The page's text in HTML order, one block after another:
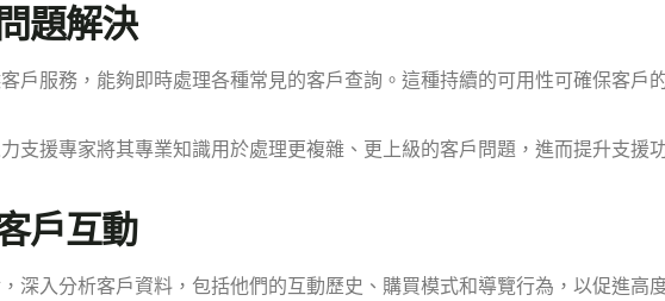
題解決
戶服務，能夠即時處理各種常見的客戶查詢。這種持續的可用性可確保客戶
支援專家將其專業知識用於處理更複雜、更上級的客戶問題，進而提升支援
戶互動
深入分析客戶資料，包括他們的互動歷史、購買模式和導覽行為，以促進高